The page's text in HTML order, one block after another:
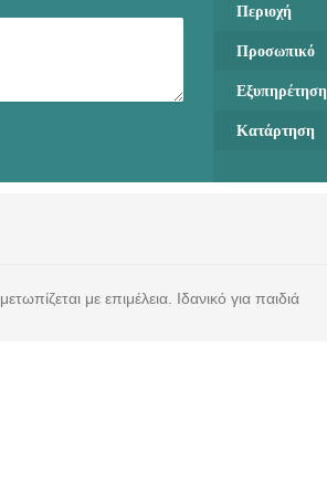
Περιοχή
Προσωπικό
Εξυπηρέτηση
Κατάρτηση
με επιμέλεια. Ιδανικό για παιδιά